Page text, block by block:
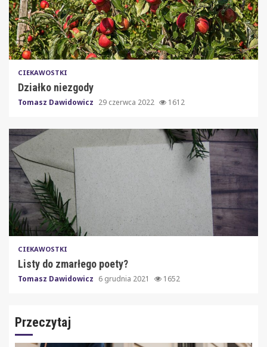
CIEKAWOSTKI
Działko niezgody
Tomasz Dawidowicz 29 czerwca 2022 1612
CIEKAWOSTKI
Listy do zmarłego poety?
Tomasz Dawidowicz 6 grudnia 2021 1652
Przeczytaj